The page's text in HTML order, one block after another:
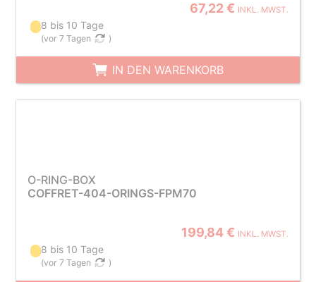
67,22 € INKL. MWST.
8 bis 10 Tage
(vor 7 Tagen )
IN DEN WARENKORB
O-RING-BOX
COFFRET-404-ORINGS-FPM70
199,84 € INKL. MWST.
8 bis 10 Tage
(vor 7 Tagen )